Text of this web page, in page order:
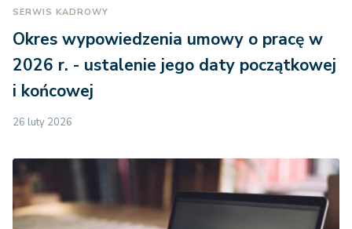
SERWIS KADROWY
Okres wypowiedzenia umowy o pracę w
2026 r. - ustalenie jego daty początkowej
i końcowej
26 luty 2026